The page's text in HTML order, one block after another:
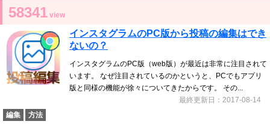
58341 view
インスタグラムのPC版から投稿の編集はでき
ないの？
インスタグラムのPC版（web版）が最近は非常に注目されて
います。 なぜ注目されているのかというと、PCでもアプリ
版と同様の機能が徐々についてきたからです。 その...
最終更新日：2017-08-14
編集
方法